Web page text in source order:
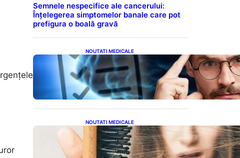
Semnele nespecifice ale cancerului:
Înțelegerea simptomelor banale care pot
prefigura o boală gravă
NOUTATI MEDICALE
Inteligența dincolo de note:
Semnele unui IQ ridicat
care nu țin de școală
NOUTATI MEDICALE
Semnele unei deficiențe de
proteine: Impactul asupra
sănătății tale